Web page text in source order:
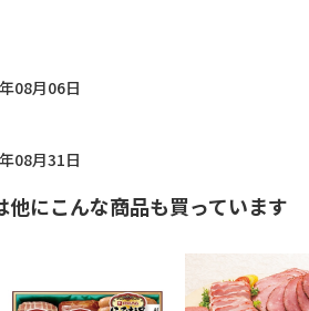
08月06日
08月31日
他にこんな商品も買っています